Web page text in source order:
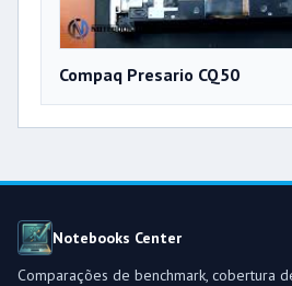
Compaq Presario CQ50
Notebooks Center
Comparações de benchmark, cobertura